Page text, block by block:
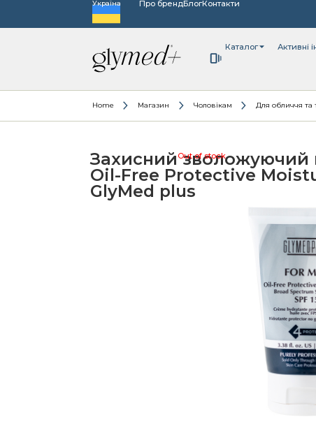
Україна Про брендБлогКонтакти
Каталог Активні
Home Магазин Чоловікам Для обличчя та
Захисний зволожуючий
Oil-Free Protective
GlyMed plus
Out of stock